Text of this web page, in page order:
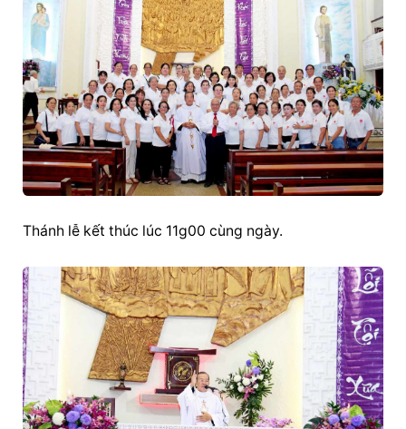
Thánh lễ kết thúc lúc 11g00 cùng ngày.